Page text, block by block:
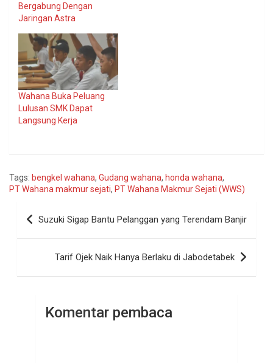
Bergabung Dengan
Jaringan Astra
Wahana Buka Peluang
Lulusan SMK Dapat
Langsung Kerja
Tags: bengkel wahana, Gudang wahana, honda wahana,
PT Wahana makmur sejati, PT Wahana Makmur Sejati (WWS)
Navigasi
pos
Suzuki Sigap Bantu Pelanggan yang Terendam Banjir
Tarif Ojek Naik Hanya Berlaku di Jabodetabek
Komentar pembaca